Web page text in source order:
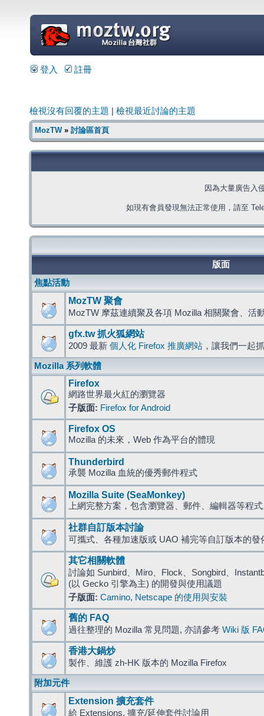
=
登入 註冊
檢視沒有回覆的主題 檢視最近討論的主題
MozTW» 討論區首頁
因為大量廣告入
如現有會員發現無法正常使用，請至
版面
焦點活動
MozTW 聚會
MozTW 摩茲連續聚及各項 Mozilla 相關聚會、活
gfx.tw 抓火狐網站
2009 最新 個人化 Firefox 推廣網站 ，讓我們一起
Mozilla 系列軟體
Firefox
網路世界最火紅的瀏覽器
子版面: Firefox for Android
Firefox OS
Mozilla 的未來，Web 作為平台的體現
Thunderbird
承襲 Mozilla 血統的優秀郵件程式
Mozilla Suite (SeaMonkey)
上網完整方案，包含瀏覽器、郵件、編輯器等程
社群自訂版本討論
可攜式、各種加速版或 UAO 補完等自訂版本的發
其它相關軟體
討論如 Sunbird、Miro、Flock、Songbird、
(以 Gecko 引擎為主) 的開發與使用議題
子版面: Camino, Netscape 的使用與安裝
舊的 FAQ
過往整理的 Mozilla 常見問題, 亦請參考 Wiki 版
香港大鍋炒
製作、維護 zh-HK 版本的 Mozilla Firefox
附加元件
Extension 擴充套件
給 Extensions, 擴充/延伸套件討論用